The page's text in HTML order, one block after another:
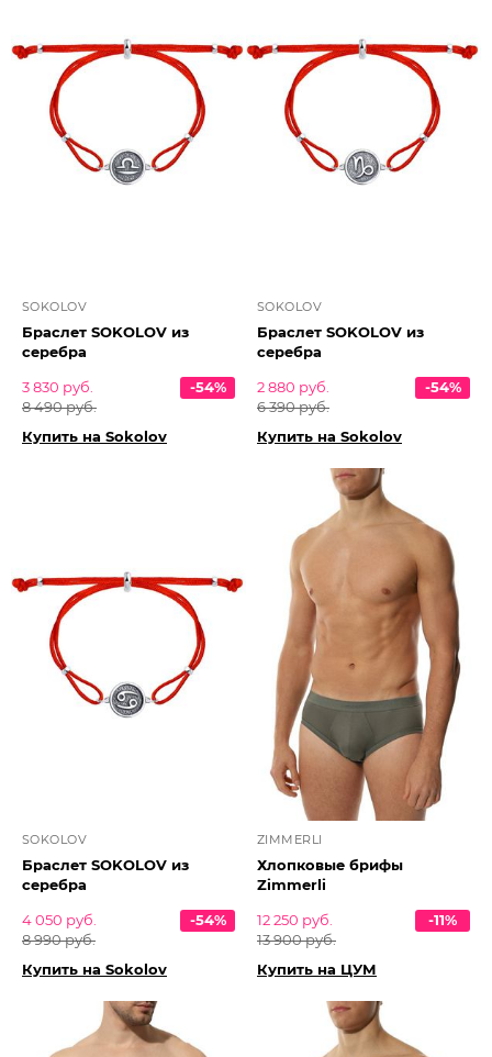
SOKOLOV
Браслет SOKOLOV из
серебра
3 830 руб.
8 490 руб.
-54%
Купить на Sokolov
SOKOLOV
Браслет SOKOLOV из
серебра
2 880 руб.
6 390 руб.
-54%
Купить на Sokolov
SOKOLOV
Браслет SOKOLOV из
серебра
4 050 руб.
8 990 руб.
-54%
Купить на Sokolov
ZIMMERLI
Хлопковые брифы
Zimmerli
12 250 руб.
13 900 руб.
-11%
Купить на ЦУМ